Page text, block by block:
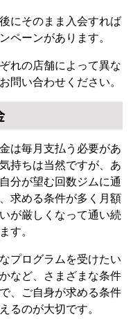
にそのまま入会すれば
ペーンがあります。
れの店舗によって異な
問い合わせください。
は毎月支払う必要があ
持ちは当然ですが、あ
分が望む回数ジムに通
求める条件が多く月額
が厳しくなって通い続
す。
プログラムを受けたい
など、さまざまな条件
、ご自身が求める条件
るのが大切です。